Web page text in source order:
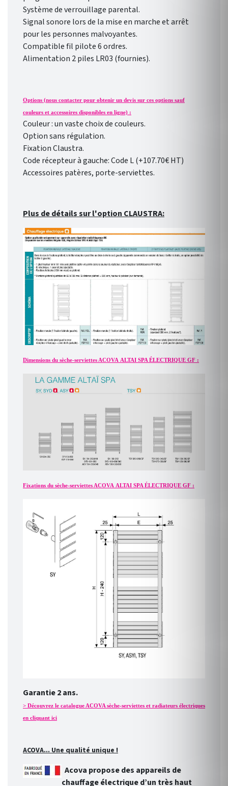
Système de verrouillage parental.
Signal sonore lors de la mise en marche et arrêt
pour les personnes malvoyantes.
Compatible fil pilote 6 ordres.
Alimentation 2 piles LR03 (fournies).
Options (nous contacter pour obtenir un devis sur ces options sauf
couleurs et accessoires disponibles en ligne) :
Couleur : un vaste choix de couleurs.
Option sans régulation.
Fixation Claustra.
Code récepteur à gauche: Code L (+107.70€ HT)
Accessoires patères, porte-serviettes.
Plus de détails sur l'option CLAUSTRA:
Dimensions du sèche-serviettes ACOVA ALTAI SPA ÉLECTRIQUE GF :
Fixations du sèche-serviettes ACOVA ALTAI SPA ÉLECTRIQUE GF :
Garantie 2 ans.
> Découvrez le catalogue ACOVA sèche-serviettes et radiateurs électriques
en cliquant ici
ACOVA... Une qualité unique !
Acova propose des appareils de
chauffage électrique d’un très haut